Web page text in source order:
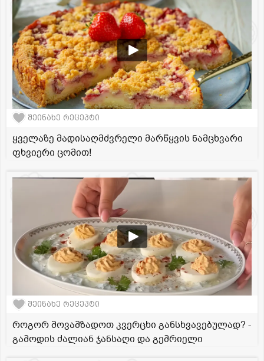
შეინახე რეცეპტი
ყველაზე მადისაღმძვრელი მარწყვის ნამცხვარი
ფხვიერი ცომით!
შეინახე რეცეპტი
როგორ მოვამზადოთ კვერცხი განსხვავებულად? -
გამოდის ძალიან ჯანსაღი და გემრიელი